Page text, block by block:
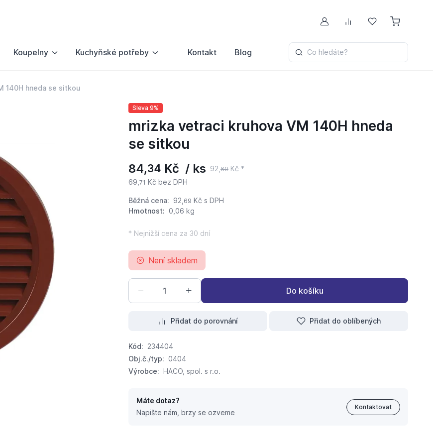
Můj účetPorovnávání
Oblíbené
Koupelny Kuchyňské potřeby Kontakt Blog Co hledáte?
140H hneda se sitkou
Sleva 9%
mrizka vetraci kruhova VM 140H hneda
se sitkou
84,34 Kč / ks 92,69Kč *
69, 71 Kč bez DPH
Běžná cena: 92, 69 Kč s DPH
Hmotnost: 0,06 kg
* Nejnižší cena za 30 dní
Není skladem
Do košíku
Přidat do porovnání Přidat do oblíbených
Kód: 234404
Obj.č./typ: 0404
Výrobce: HACO, spol. s r.o.
Máte dotaz?
Napište nám, brzy se ozveme
Kontaktovat